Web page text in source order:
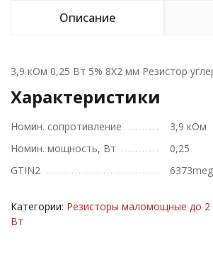
Описание
3,9 кОм 0,25 Вт 5% 8X2 мм Резистор
Характеристики
Номин. сопротивление
3,9 кОм
Номин. мощность, Вт
0,25
GTIN2
Категории: Резисторы маломощные до 2
Вт